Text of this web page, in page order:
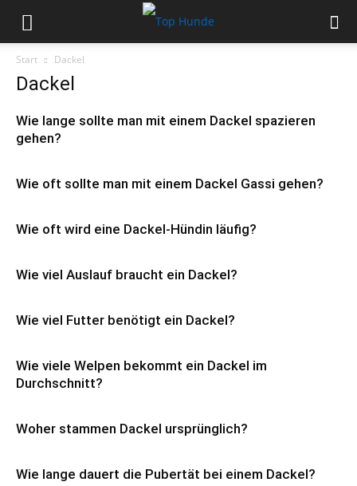
Start Dackel
Dackel
Wie lange sollte man mit einem Dackel spazieren
gehen?
Wie oft sollte man mit einem Dackel Gassi gehen?
Wie oft wird eine Dackel-Hündin läufig?
Wie viel Auslauf braucht ein Dackel?
Wie viel Futter benötigt ein Dackel?
Wie viele Welpen bekommt ein Dackel im
Durchschnitt?
Woher stammen Dackel ursprünglich?
Wie lange dauert die Pubertät bei einem Dackel?